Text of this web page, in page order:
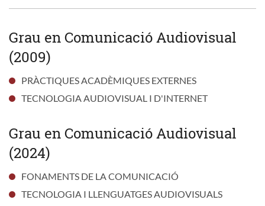
Grau en Comunicació Audiovisual
(2009)
PRÀCTIQUES ACADÈMIQUES EXTERNES
TECNOLOGIA AUDIOVISUAL I D'INTERNET
Grau en Comunicació Audiovisual
(2024)
FONAMENTS DE LA COMUNICACIÓ
TECNOLOGIA I LLENGUATGES AUDIOVISUALS